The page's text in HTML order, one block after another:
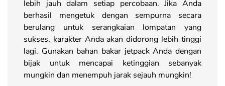
lebih jauh dalam setiap percobaan. Jika Anda
berhasil mengetuk dengan sempurna secara
berulang untuk serangkaian lompatan yang
sukses, karakter Anda akan didorong lebih tinggi
lagi. Gunakan bahan bakar jetpack Anda dengan
bijak untuk mencapai ketinggian sebanyak
mungkin dan menempuh jarak sejauh mungkin!